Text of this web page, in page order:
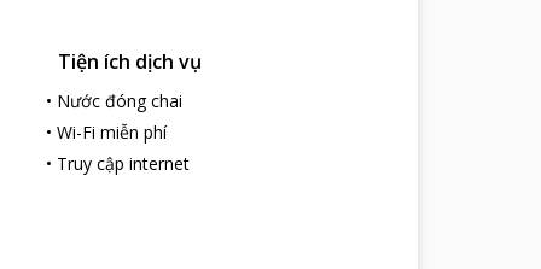
Tiện ích dịch vụ
• Nước đóng chai
• Wi-Fi miễn phí
• Truy cập internet